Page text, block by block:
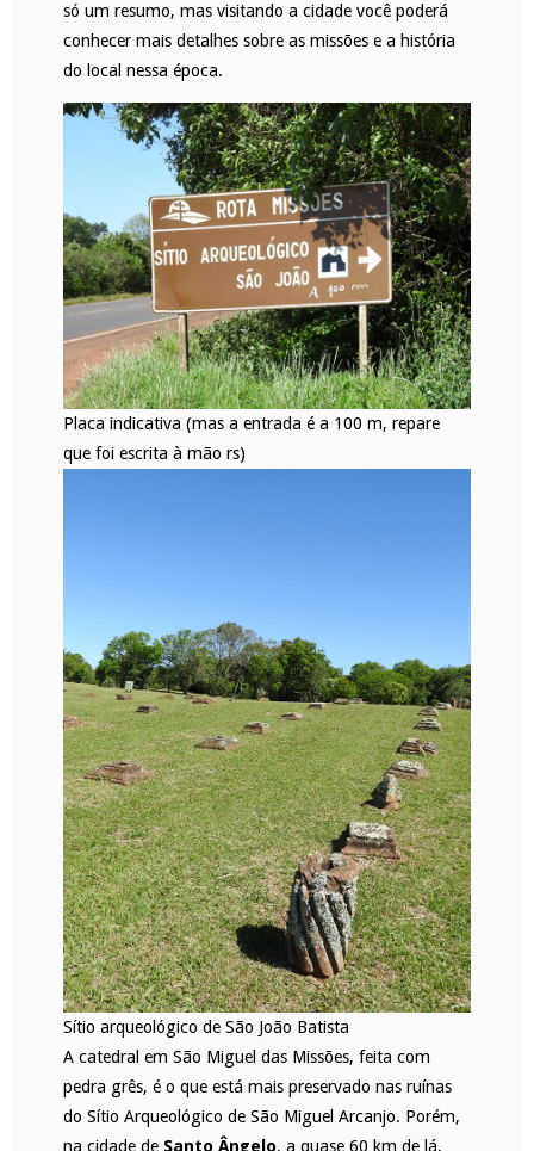
só um resumo, mas visitando a cidade você poderá
conhecer mais detalhes sobre as missões e a história
do local nessa época.
Placa indicativa (mas a entrada é a 100 m, repare
que foi escrita à mão rs)
Sítio arqueológico de São João Batista
A catedral em São Miguel das Missões, feita com
pedra grês, é o que está mais preservado nas ruínas
do Sítio Arqueológico de São Miguel Arcanjo. Porém,
na cidade de Santo Ângelo, a quase 60 km de lá,